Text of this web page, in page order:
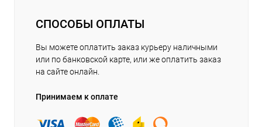
СПОСОБЫ ОПЛАТЫ
Вы можете оплатить заказ курьеру наличными
или по банковской карте, или же оплатить заказ
на сайте онлайн.
Принимаем к оплате